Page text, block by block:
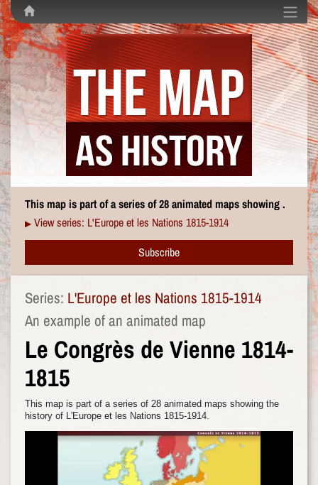
This map is part of a series of 28 animated maps showing .
▶ View series: L'Europe et les Nations 1815-1914
Subscribe
Series: L'Europe et les Nations 1815-1914
An example of an animated map
Le Congrès de Vienne 1814-
1815
This map is part of a series of 28 animated maps showing the
history of L'Europe et les Nations 1815-1914.